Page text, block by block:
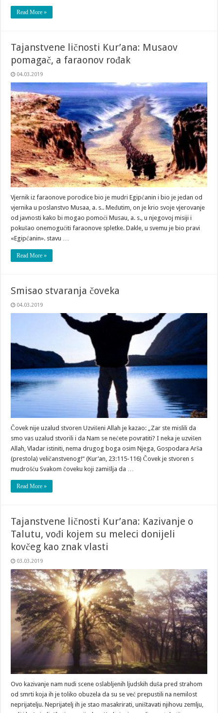
Read More »
Tajanstvene ličnosti Kur’ana: Musaov
pomagač, a faraonov rođak
04.03.2019
Vjernik iz faraonove porodice bio je mudri Egipćanin i bio je jedan od
vjernika u poslanstvo Musaa, a. s.. Međutim, on je krio svoje vjerovanje
od javnosti kako bi mogao pomoći Musau, a. s., u njegovoj misiji i
pokušao onemogućiti faraonove spletke. Dakle, u svemu je bio pravi
«Egipćanin». stavu …
Read More »
Smisao stvaranja čoveka
04.03.2019
Čovek nije uzalud stvoren Uzvišeni Allah je kazao: „Zar ste mislili da
smo vas uzalud stvorili i da Nam se nećete povratiti? I neka je uzvišen
Allah, Vladar istiniti, nema drugog boga osim Njega, Gospodara Arša
(prestola) veličanstvenog!“ (Kur’an, 23:115-116) Čovek je stvoren s
mudrošću Svakom čoveku koji zamišlja da …
Read More »
Tajanstvene ličnosti Kur’ana: Kazivanje o
Talutu, vođi kojem su meleci donijeli
kovčeg kao znak vlasti
03.03.2019
Ovo kazivanje nam nudi scene oslabljenih ljudskih duša pred strahom
od smrti koja ih je toliko obuzela da su se već prepustili na nemilost
neprijatelju. Neprijatelj ih je stao masakrirati, uništavati njihovu zemlju,